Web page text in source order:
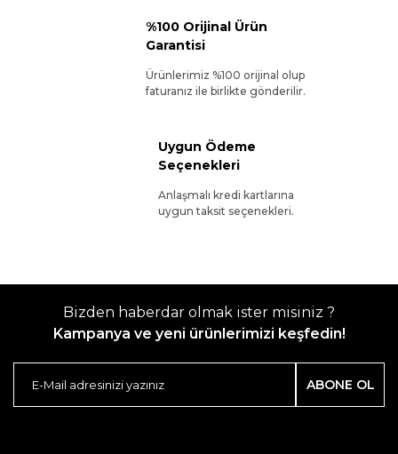
%100 Orijinal Ürün
Garantisi
Ürünlerimiz %100 orijinal olup
faturanız ile birlikte gönderilir.
Uygun Ödeme
Seçenekleri
Anlaşmalı kredi kartlarına
uygun taksit seçenekleri.
Bizden haberdar olmak ister misiniz ?
Kampanya ve yeni ürünlerimizi keşfedin!
ABONE OL